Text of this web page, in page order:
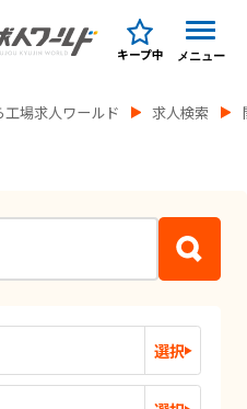
キープ中 メニュー
場求人ワールド 求人検索
選択